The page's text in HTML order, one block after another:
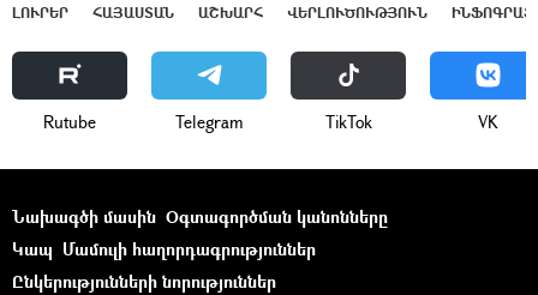
ԼՈՒՐԵՐ ՀԱՅԱՍՏԱՆ ԱՇԽԱՐՀ ՎԵՐԼՈՒԾՈՒԹՅՈՒՆ
Rutube Telegram ТikТоk VK
Նախագծի մասին Օգտագործման կանոնները
Կապ Մամուլի հաղորդագրություններ
Ընկերությունների նորություններ